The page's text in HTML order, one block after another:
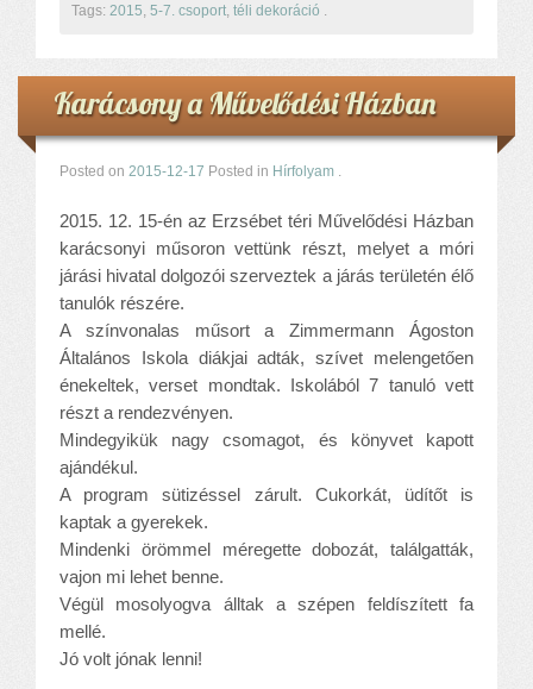
Tags: 2015, 5-7. csoport, téli dekoráció .
Karácsony a Művelődési Házban
Posted on 2015-12-17 Posted in Hírfolyam .
2015. 12. 15-én az Erzsébet téri Művelődési Házban
karácsonyi műsoron vettünk részt, melyet a móri
járási hivatal dolgozói szerveztek a járás területén élő
tanulók részére.
A színvonalas műsort a Zimmermann Ágoston
Általános Iskola diákjai adták, szívet melengetően
énekeltek, verset mondtak. Iskolából 7 tanuló vett
részt a rendezvényen.
Mindegyikük nagy csomagot, és könyvet kapott
ajándékul.
A program sütizéssel zárult. Cukorkát, üdítőt is
kaptak a gyerekek.
Mindenki örömmel méregette dobozát, találgatták,
vajon mi lehet benne.
Végül mosolyogva álltak a szépen feldíszített fa
mellé.
Jó volt jónak lenni!